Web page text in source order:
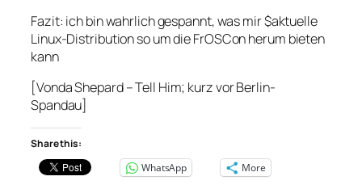
Fazit: ich bin wahrlich gespannt, was mir $aktuelle
Linux-Distribution so um die FrOSCon herum bieten
kann
[Vonda Shepard – Tell Him; kurz vor Berlin-
Spandau]
Share this:
WhatsApp
More